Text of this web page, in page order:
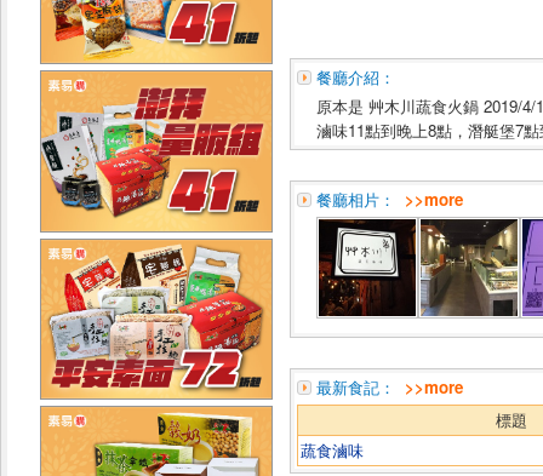
餐廳介紹：
原本是 艸木川蔬食火鍋 2019/
滷味11點到晚上8點，潛艇堡7
餐廳相片： >>more
最新食記： >>more
標題
蔬食滷味